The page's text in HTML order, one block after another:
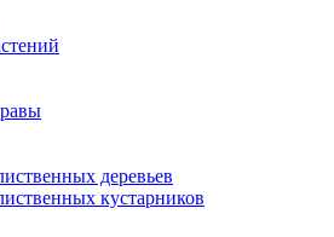
деревьев
кустарников